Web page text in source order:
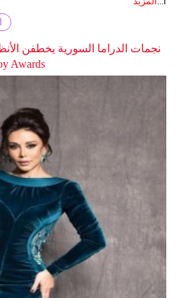
نجمات الدراما السورية يخطفن
Awards